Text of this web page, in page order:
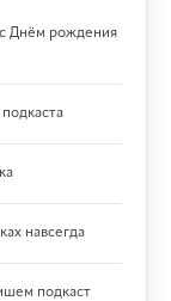
с Днём рождения
навсегда
подкаст